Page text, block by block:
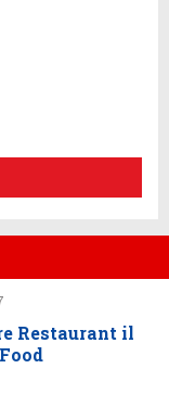
Restaurant il